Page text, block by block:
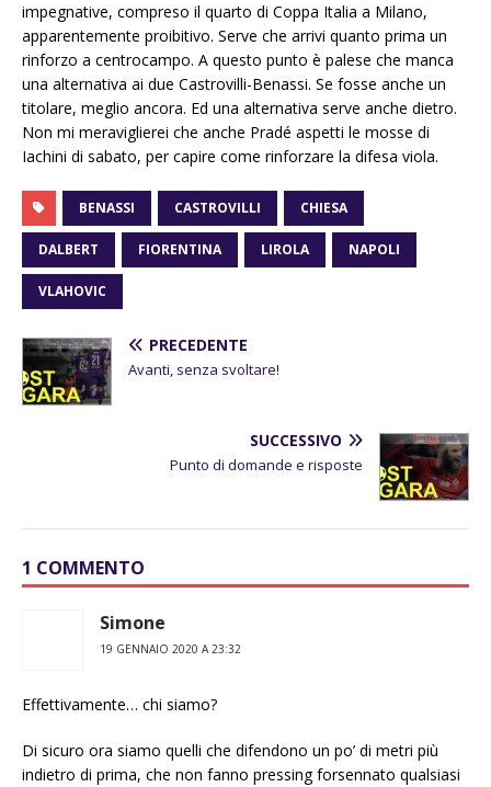
impegnative, compreso il quarto di Coppa Italia a Milano,
apparentemente proibitivo. Serve che arrivi quanto prima un
rinforzo a centrocampo. A questo punto è palese che manca
una alternativa ai due Castrovilli-Benassi. Se fosse anche un
titolare, meglio ancora. Ed una alternativa serve anche dietro.
Non mi meraviglierei che anche Pradé aspetti le mosse di
Iachini di sabato, per capire come rinforzare la difesa viola.
BENASSI CASTROVILLI CHIESA
DALBERT FIORENTINA LIROLA NAPOLI
VLAHOVIC
PRECEDENTE
Avanti, senza svoltare!
SUCCESSIVO
Punto di domande e risposte
1 COMMENTO
Simone
19 GENNAIO 2020 A 23:32
Effettivamente… chi siamo?
Di sicuro ora siamo quelli che difendono un po’ di metri più
indietro di prima, che non fanno pressing forsennato qualsiasi